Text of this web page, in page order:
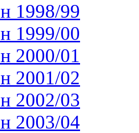
1998/99
1999/00
2000/01
2001/02
2002/03
2003/04